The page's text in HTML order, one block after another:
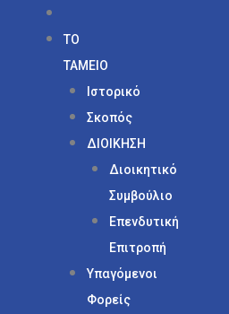
ΤΟ
ΤΑΜΕΙΟ
Ιστορικό
Σκοπός
ΔΙΟΙΚΗΣΗ
Διοικητικό
Συμβούλιο
Επενδυτική
Επιτροπή
Υπαγόμενοι
Φορείς